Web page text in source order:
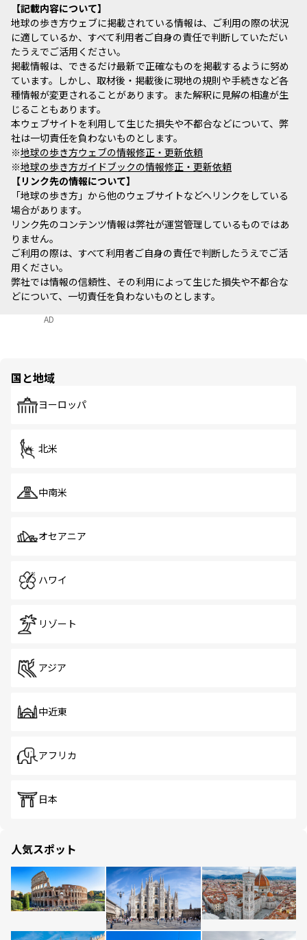
記載内容について
地球の歩き方ウェブに掲載されている情報は、ご利用の際の状況
に適しているか、すべて利用者ご自身の責任で判断していただい
たうえでご活用ください。
掲載情報は、できるだけ最新で正確なものを掲載するように努め
ています。しかし、取材後・掲載後に現地の規則や手続きなど各
種情報が変更されることがあります。また解釈に見解の相違が生
じることもあります。
本ウェブサイトを利用して生じた損失や不都合などについて、弊
社は一切責任を負わないものとします。
※地球の歩き方ウェブの情報修正・更新依頼
※地球の歩き方ガイドブックの情報修正・更新依頼
リンク先の情報について
「地球の歩き方」から他のウェブサイトなどへリンクをしている
場合があります。
リンク先のコンテンツ情報は弊社が運営管理しているものではあ
りません。
ご利用の際は、すべて利用者ご自身の責任で判断したうえでご活
用ください。
弊社では情報の信頼性、その利用によって生じた損失や不都合な
どについて、一切責任を負わないものとします。
AD
国と地域
ヨーロッパ
北米
中南米
オセアニア
ハワイ
リゾート
アジア
中近東
アフリカ
日本
人気スポット